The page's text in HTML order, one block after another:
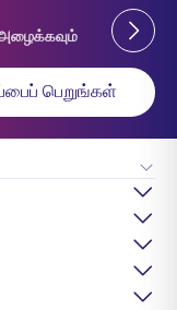
Previous
பெறுங்கள்